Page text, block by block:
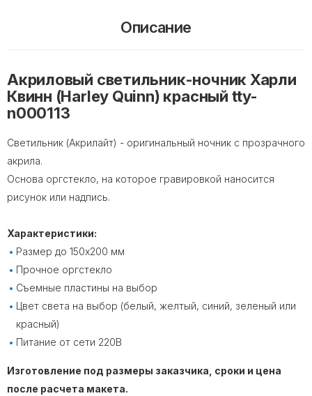
Описание
Акриловый светильник-ночник Харли
Квинн (Harley Quinn) красный tty-
n000113
Светильник (Акрилайт) - оригинальный ночник с прозрачного
акрила.
Основа оргстекло, на которое гравировкой наносится
рисунок или надпись.
Характеристики:
Размер до 150х200 мм
Прочное оргстекло
Съемные пластины на выбор
Цвет света на выбор (белый, желтый, синий, зеленый или
красный)
Питание от сети 220В
Изготовление под размеры заказчика, сроки и цена
после расчета макета.